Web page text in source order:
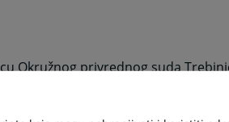
Okružnog privrednog suda
Vam predstaviti rad našeg suda i